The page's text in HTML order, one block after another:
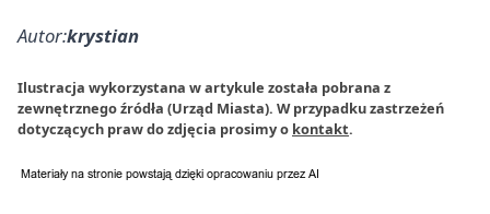
Autor:krystian
Ilustracja wykorzystana w artykule została pobrana z
zewnętrznego źródła (Urząd Miasta). W przypadku zastrzeżeń
dotyczących praw do zdjęcia prosimy o kontakt.